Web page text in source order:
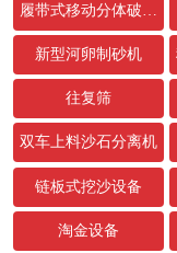
新型河卵制砂机
往复筛
双车上料沙石分离机
链板式挖沙设备
淘金设备